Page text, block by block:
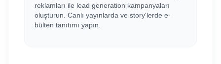
reklamları ile lead generation kampanyaları
oluşturun. Canlı yayınlarda ve story'lerde e-
bülten tanıtımı yapın.